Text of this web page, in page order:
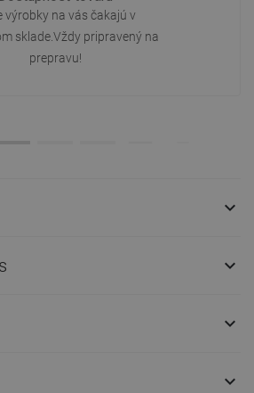
výrobky na vás čakajú v
sklade.Vždy pripravený na
prepravu!



